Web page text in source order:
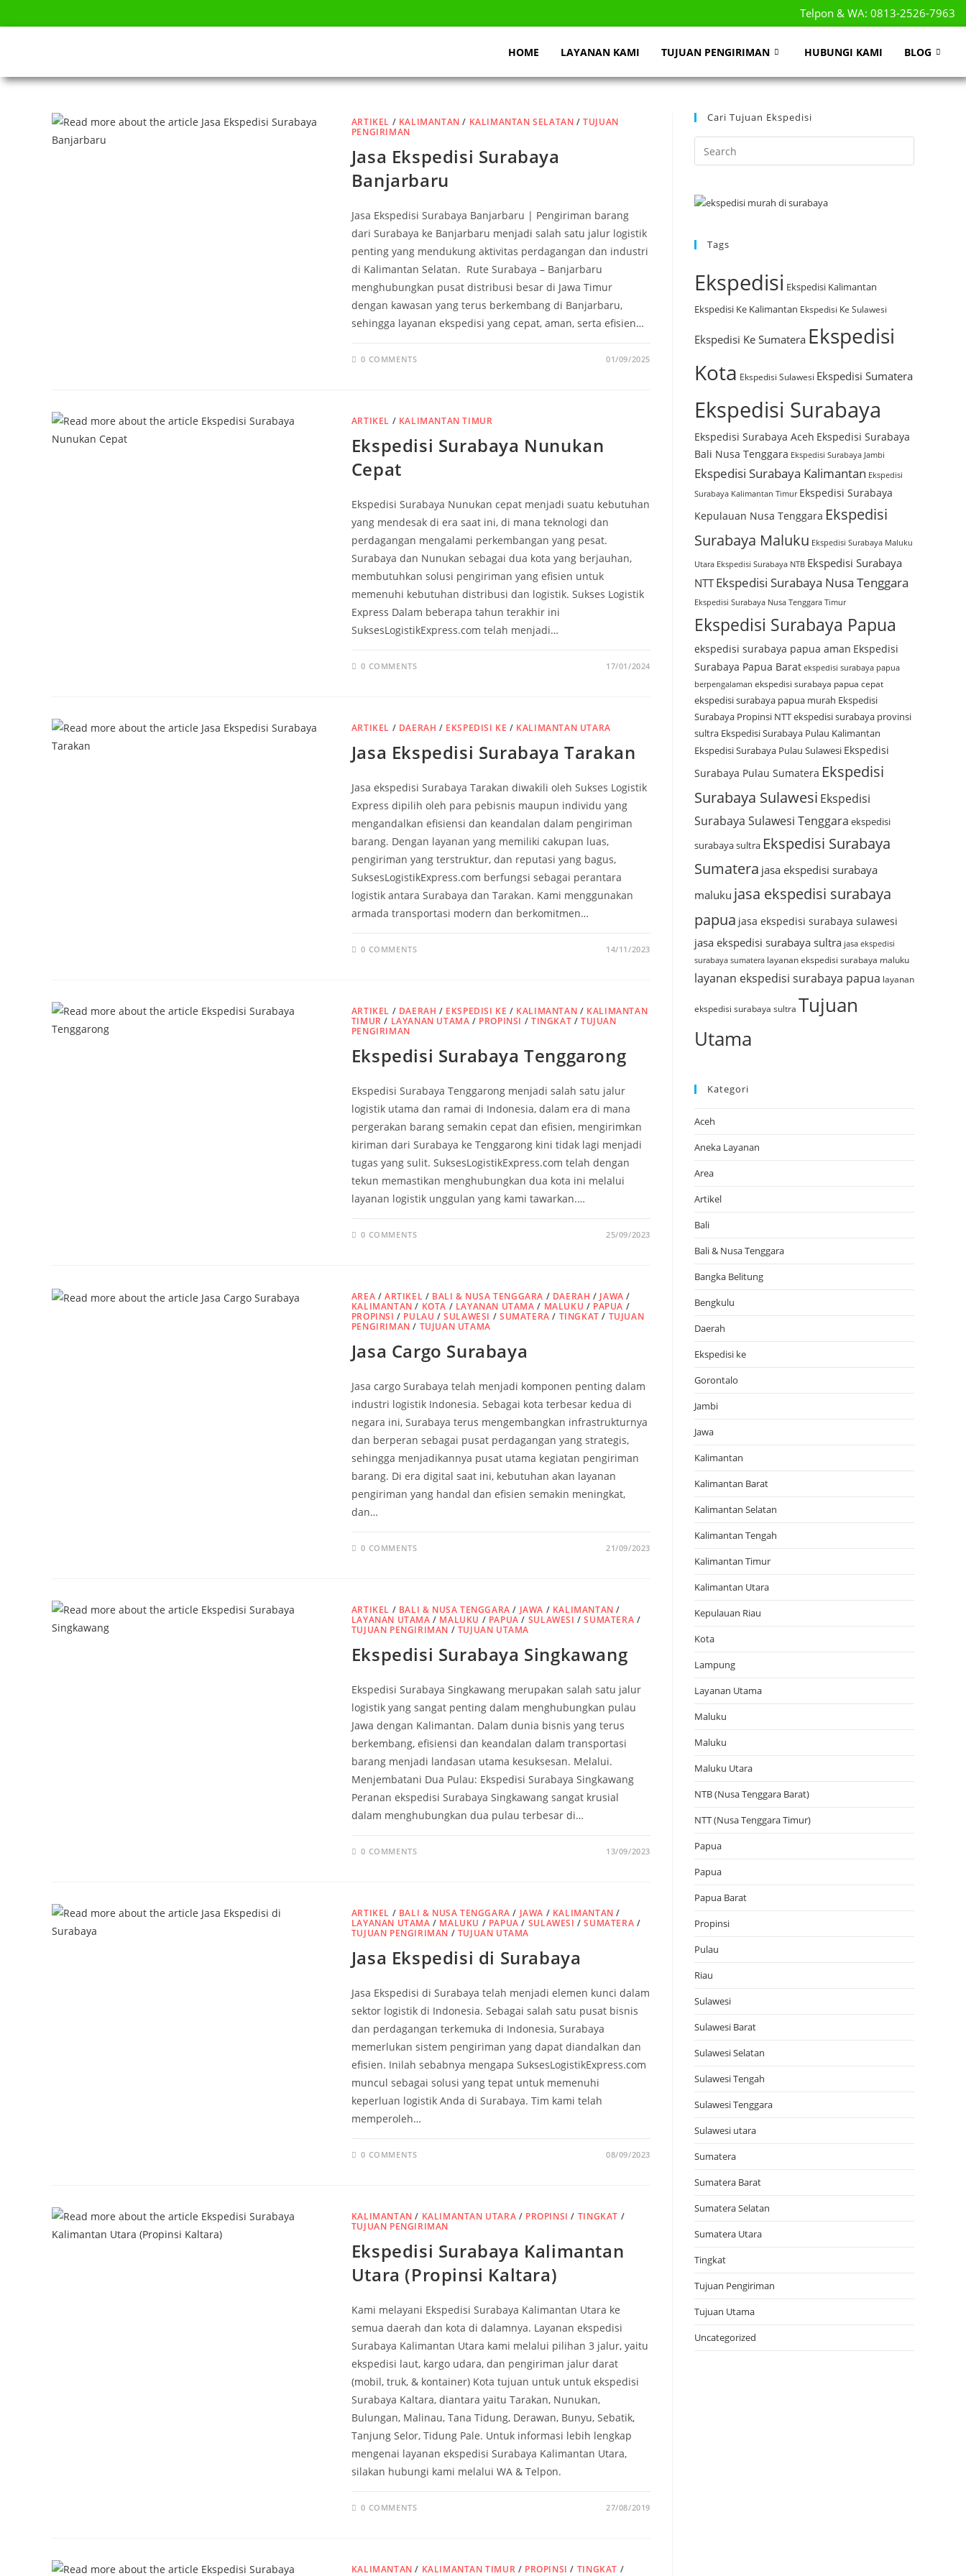
Telpon & WA: 0813-2526-7963
HOME LAYANAN KAMI TUJUAN PENGIRIMAN HUBUNGI KAMI BLOG
ARTIKEL / KALIMANTAN / KALIMANTAN SELATAN /TUJUAN
PENGIRIMAN
Jasa Ekspedisi Surabaya
Banjarbaru
Jasa Ekspedisi Surabaya Banjarbaru | Pengiriman barang
dari Surabaya ke Banjarbaru menjadi salah satu jalur logistik
penting yang mendukung aktivitas perdagangan dan industri
di Kalimantan Selatan. Rute Surabaya – Banjarbaru
menghubungkan pusat distribusi besar di Jawa Timur
dengan kawasan yang terus berkembang di Banjarbaru,
sehingga layanan ekspedisi yang cepat, aman, serta efisien…
0 COMMENTS 01/09/2025
ARTIKEL / KALIMANTAN TIMUR
Ekspedisi Surabaya Nunukan
Cepat
Ekspedisi Surabaya Nunukan cepat menjadi suatu kebutuhan
yang mendesak di era saat ini, di mana teknologi dan
perdagangan mengalami perkembangan yang pesat.
Surabaya dan Nunukan sebagai dua kota yang berjauhan,
membutuhkan solusi pengiriman yang efisien untuk
memenuhi kebutuhan distribusi dan logistik. Sukses Logistik
Express Dalam beberapa tahun terakhir ini
SuksesLogistikExpress.com telah menjadi…
0 COMMENTS 17/01/2024
ARTIKEL / DAERAH / EKSPEDISI KE / KALIMANTAN UTARA
Jasa Ekspedisi Surabaya Tarakan
Jasa ekspedisi Surabaya Tarakan diwakili oleh Sukses Logistik
Express dipilih oleh para pebisnis maupun individu yang
mengandalkan efisiensi dan keandalan dalam pengiriman
barang. Dengan layanan yang memiliki cakupan luas,
pengiriman yang terstruktur, dan reputasi yang bagus,
SuksesLogistikExpress.com berfungsi sebagai perantara
logistik antara Surabaya dan Tarakan. Kami menggunakan
armada transportasi modern dan berkomitmen…
0 COMMENTS 14/11/2023
ARTIKEL / DAERAH / EKSPEDISI KE / KALIMANTAN / KALIMANTAN
TIMUR / LAYANAN UTAMA / PROPINSI / TINGKAT / TUJUAN
PENGIRIMAN
Ekspedisi Surabaya Tenggarong
Ekspedisi Surabaya Tenggarong menjadi salah satu jalur
logistik utama dan ramai di Indonesia, dalam era di mana
pergerakan barang semakin cepat dan efisien, mengirimkan
kiriman dari Surabaya ke Tenggarong kini tidak lagi menjadi
tugas yang sulit. SuksesLogistikExpress.com telah dengan
tekun memastikan menghubungkan dua kota ini melalui
layanan logistik unggulan yang kami tawarkan.…
0 COMMENTS 25/09/2023
AREA /ARTIKEL / BALI & NUSA TENGGARA / DAERAH / JAWA /
KALIMANTAN / KOTA / LAYANAN UTAMA / MALUKU / PAPUA /
PROPINSI / PULAU /SULAWESI / SUMATERA / TINGKAT / TUJUAN
PENGIRIMAN / TUJUAN UTAMA
Jasa Cargo Surabaya
Jasa cargo Surabaya telah menjadi komponen penting dalam
industri logistik Indonesia. Sebagai kota terbesar kedua di
negara ini, Surabaya terus mengembangkan infrastrukturnya
dan berperan sebagai pusat perdagangan yang strategis,
sehingga menjadikannya pusat utama kegiatan pengiriman
barang. Di era digital saat ini, kebutuhan akan layanan
pengiriman yang handal dan efisien semakin meningkat,
dan…
0 COMMENTS 21/09/2023
ARTIKEL / BALI & NUSA TENGGARA / JAWA / KALIMANTAN /
LAYANAN UTAMA / MALUKU / PAPUA / SULAWESI /SUMATERA /
TUJUAN PENGIRIMAN / TUJUAN UTAMA
Ekspedisi Surabaya Singkawang
Ekspedisi Surabaya Singkawang merupakan salah satu jalur
logistik yang sangat penting dalam menghubungkan pulau
Jawa dengan Kalimantan. Dalam dunia bisnis yang terus
berkembang, efisiensi dan keandalan dalam transportasi
barang menjadi landasan utama kesuksesan. Melalui.
Menjembatani Dua Pulau: Ekspedisi Surabaya Singkawang
Peranan ekspedisi Surabaya Singkawang sangat krusial
dalam menghubungkan dua pulau terbesar di…
0 COMMENTS 13/09/2023
ARTIKEL / BALI & NUSA TENGGARA / JAWA / KALIMANTAN /
LAYANAN UTAMA / MALUKU / PAPUA / SULAWESI /SUMATERA /
TUJUAN PENGIRIMAN / TUJUAN UTAMA
Jasa Ekspedisi di Surabaya
Jasa Ekspedisi di Surabaya telah menjadi elemen kunci dalam
sektor logistik di Indonesia. Sebagai salah satu pusat bisnis
dan perdagangan terkemuka di Indonesia, Surabaya
memerlukan sistem pengiriman yang dapat diandalkan dan
efisien. Inilah sebabnya mengapa SuksesLogistikExpress.com
muncul sebagai solusi yang tepat untuk memenuhi
keperluan logistik Anda di Surabaya. Tim kami telah
memperoleh…
0 COMMENTS 08/09/2023
KALIMANTAN / KALIMANTAN UTARA / PROPINSI / TINGKAT /
TUJUAN PENGIRIMAN
Ekspedisi Surabaya Kalimantan
Utara (Propinsi Kaltara)
Kami melayani Ekspedisi Surabaya Kalimantan Utara ke
semua daerah dan kota di dalamnya. Layanan ekspedisi
Surabaya Kalimantan Utara kami melalui pilihan 3 jalur, yaitu
ekspedisi laut, kargo udara, dan pengiriman jalur darat
(mobil, truk, & kontainer) Kota tujuan untuk untuk ekspedisi
Surabaya Kaltara, diantara yaitu Tarakan, Nunukan,
Bulungan, Malinau, Tana Tidung, Derawan‎, Bunyu, Sebatik,
Tanjung Selor, Tidung Pale. Untuk informasi lebih lengkap
mengenai layanan ekspedisi Surabaya Kalimantan Utara,
silakan hubungi kami melalui WA & Telpon.
0 COMMENTS 27/08/2019
KALIMANTAN / KALIMANTAN TIMUR / PROPINSI / TINGKAT /
Cari Tujuan Ekspedisi
Tags
Ekspedisi Ekspedisi Kalimantan
Ekspedisi Ke Kalimantan Ekspedisi Ke Sulawesi
Ekspedisi Ke Sumatera Ekspedisi
Kota Ekspedisi Sulawesi Ekspedisi Sumatera
Ekspedisi Surabaya
Ekspedisi Surabaya Aceh Ekspedisi Surabaya
Bali Nusa Tenggara Ekspedisi Surabaya Jambi
Ekspedisi Surabaya Kalimantan Ekspedisi
Surabaya Kalimantan Timur Ekspedisi Surabaya
Kepulauan Nusa Tenggara Ekspedisi
Surabaya Maluku Ekspedisi Surabaya Maluku
Utara Ekspedisi Surabaya NTB Ekspedisi Surabaya
NTT Ekspedisi Surabaya Nusa Tenggara
Ekspedisi Surabaya Nusa Tenggara Timur
Ekspedisi Surabaya Papua
ekspedisi surabaya papua aman Ekspedisi
Surabaya Papua Barat ekspedisi surabaya papua
berpengalaman ekspedisi surabaya papua cepat
ekspedisi surabaya papua murah Ekspedisi
Surabaya Propinsi NTTekspedisi surabaya provinsi
sultra Ekspedisi Surabaya Pulau Kalimantan
Ekspedisi Surabaya Pulau Sulawesi Ekspedisi
Surabaya Pulau Sumatera Ekspedisi
Surabaya Sulawesi Ekspedisi
Surabaya Sulawesi Tenggara ekspedisi
surabaya sultra Ekspedisi Surabaya
Sumatera jasa ekspedisi surabaya
maluku jasa ekspedisi surabaya
papua jasa ekspedisi surabaya sulawesi
jasa ekspedisi surabaya sultra jasa ekspedisi
surabaya sumatera layanan ekspedisi surabaya maluku
layanan ekspedisi surabaya papua layanan
ekspedisi surabaya sultra Tujuan
Utama
Kategori
Aceh
Aneka Layanan
Area
Artikel
Bali
Bali & Nusa Tenggara
Bangka Belitung
Bengkulu
Daerah
Ekspedisi ke
Gorontalo
Jambi
Jawa
Kalimantan
Kalimantan Barat
Kalimantan Selatan
Kalimantan Tengah
Kalimantan Timur
Kalimantan Utara
Kepulauan Riau
Kota
Lampung
Layanan Utama
Maluku
Maluku
Maluku Utara
NTB (Nusa Tenggara Barat)
NTT (Nusa Tenggara Timur)
Papua
Papua
Papua Barat
Propinsi
Pulau
Riau
Sulawesi
Sulawesi Barat
Sulawesi Selatan
Sulawesi Tengah
Sulawesi Tenggara
Sulawesi utara
Sumatera
Sumatera Barat
Sumatera Selatan
Sumatera Utara
Tingkat
Tujuan Pengiriman
Tujuan Utama
Uncategorized